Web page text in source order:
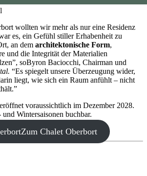
wollten wir mehr als nur eine Residenz
es, ein Gefühl stiller Erhabenheit zu
an dem architektonische Form,
und die Integrität der Materialien
soByron Baciocchi, Chairman und
“Es spiegelt unsere Überzeugung wider,
liegt, wie sich ein Raum anfühlt – nicht
eröffnet voraussichtlich im Dezember 2028.
Wintersaisonen buchbar.
Zum Chalet Oberbort